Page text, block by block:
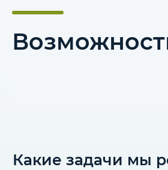
Какие задачи мы